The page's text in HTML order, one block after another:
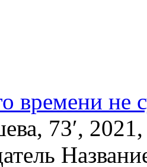
времени не
73′,